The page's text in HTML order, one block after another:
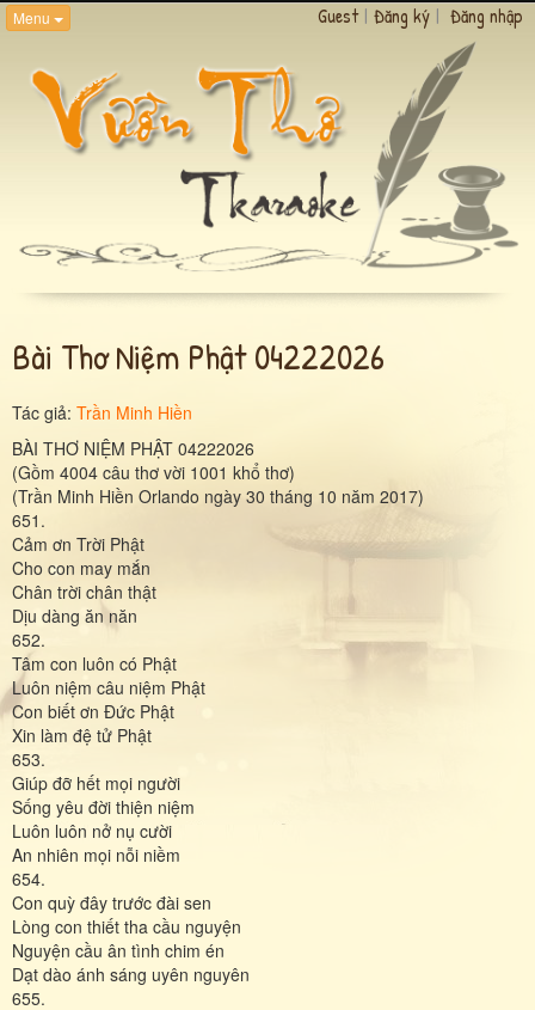
Menu Guest | Đăng ký | Đăng nhập
Bài Thơ Niệm Phật 04222026
Tác giả: Trần Minh Hiền
BÀI THƠ NIỆM PHẬT 04222026
(Gồm 4004 câu thơ vời 1001 khổ thơ)
(Trần Minh Hiền Orlando ngày 30 tháng 10 năm 2017)
651.
Cảm ơn Trời Phật
Cho con may mắn
Chân trời chân thật
Dịu dàng ăn năn
652.
Tâm con luôn có Phật
Luôn niệm câu niệm Phật
Con biết ơn Đức Phật
Xin làm đệ tử Phật
653.
Giúp đỡ hết mọi người
Sống yêu đời thiện niệm
Luôn luôn nở nụ cười
An nhiên mọi nỗi niềm
654.
Con quỳ đây trước đài sen
Lòng con thiết tha cầu nguyện
Nguyện cầu ân tình chim én
Dạt dào ánh sáng uyên nguyên
655.